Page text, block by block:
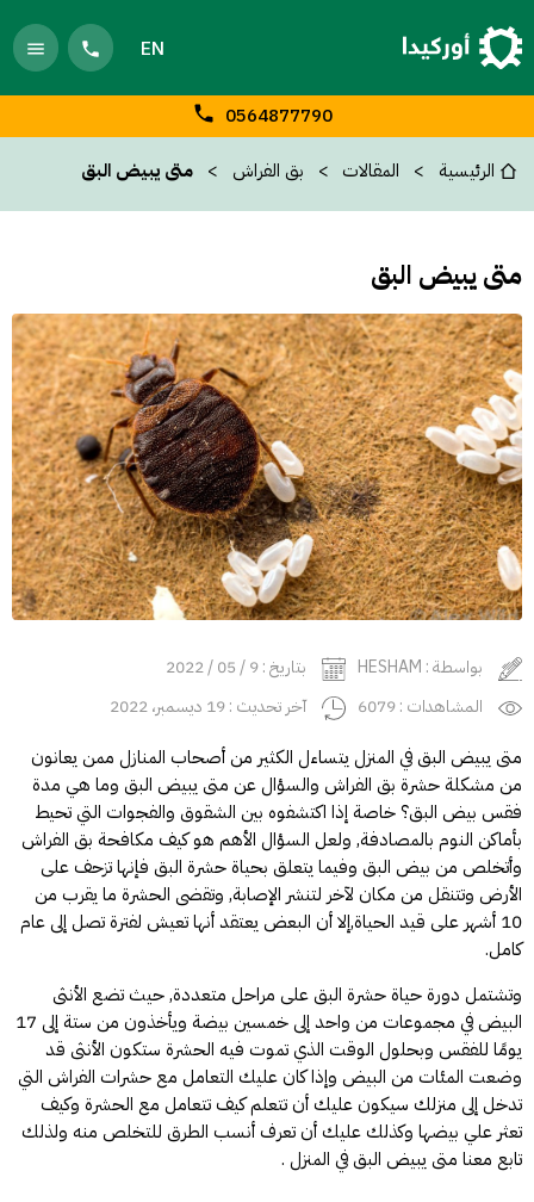
EN
0564877790
الرئيسية المقالات بق الفراش متى يبيض البق
متى يبيض البق
بواسطة : HESHAM
بتاريخ : 9 / 05 / 2022
المشاهدات : 6079
آخر تحديث : 19 ديسمبر، 2022
متى يبيض البق في المنزل يتساءل الكثير من أصحاب المنازل ممن يعانون
من مشكلة حشرة بق الفراش والسؤال عن متى يبيض البق وما هي مدة
فقس بيض البق؟ خاصة إذا اكتشفوه بين الشقوق والفجوات التي تحيط
بأماكن النوم بالمصادفة, ولعل السؤال الأهم هو كيف مكافحة بق الفراش
وأتخلص من بيض البق وفيما يتعلق بحياة حشرة البق فإنها تزحف على
الأرض وتتنقل من مكان لآخر لتنشر الإصابة, وتقضى الحشرة ما يقرب من
10 أشهر على قيد الحياة,إلا أن البعض يعتقد أنها تعيش لفترة تصل إلى عام
كامل.
وتشتمل دورة حياة حشرة البق على مراحل متعددة, حيث تضع الأنثى
البيض في مجموعات من واحد إلى خمسين بيضة ويأخذون من ستة إلى 17
يومًا للفقس وبحلول الوقت الذي تموت فيه الحشرة ستكون الأنثى قد
وضعت المئات من البيض وإذا كان عليك التعامل مع حشرات الفراش التي
تدخل إلى منزلك سيكون عليك أن تتعلم كيف تتعامل مع الحشرة وكيف
تعثر علي بيضها وكذلك عليك أن تعرف أنسب الطرق للتخلص منه ولذلك
تابع معنا متى يبيض البق في المنزل .